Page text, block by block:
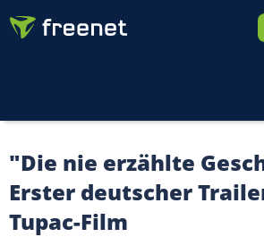
"Die nie erzählte
Erster deutscher
Tupac-Film